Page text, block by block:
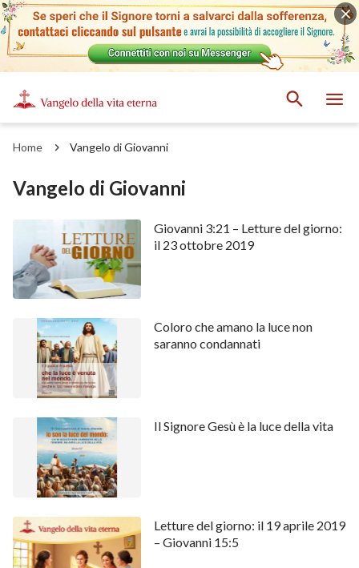
Home Vangelo di Giovanni
Vangelo di Giovanni
Giovanni 3:21 – Letture del giorno:
il 23 ottobre 2019
Coloro che amano la luce non
saranno condannati
Il Signore Gesù è la luce della vita
Letture del giorno: il 19 aprile 2019
– Giovanni 15:5